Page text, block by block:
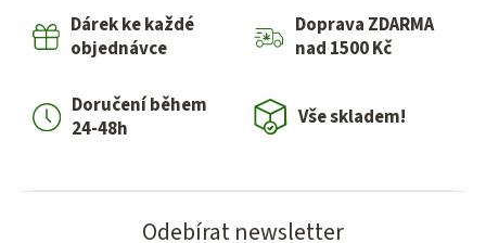
Dárek ke každé
objednávce
Doprava ZDARMA
nad 1500 Kč
Doručení během
24-48h
Vše skladem!
Odebírat newsletter